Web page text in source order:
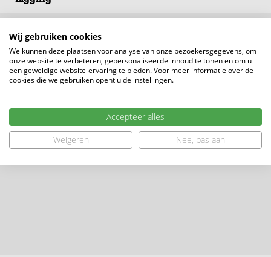
Wij gebruiken cookies
We kunnen deze plaatsen voor analyse van onze bezoekersgegevens, om
onze website te verbeteren, gepersonaliseerde inhoud te tonen en om u
een geweldige website-ervaring te bieden. Voor meer informatie over de
cookies die we gebruiken opent u de instellingen.
Accepteer alles
Weigeren
Nee, pas aan